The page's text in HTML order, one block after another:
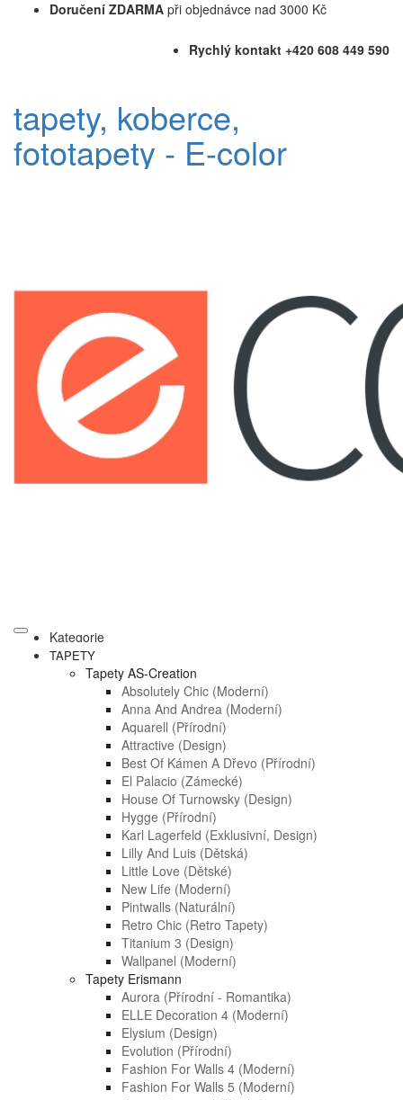
Doručení ZDARMA při objednávce nad 3000 Kč
Rychlý kontakt +420 608 449 590
tapety, koberce,
fototapety - E-color
Kategorie
TAPETY
Tapety AS-Creation
Absolutely Chic (moderní)
Anna And Andrea (moderní)
Aquarell (přírodní)
Attractive (design)
Best Of Kámen A Dřevo (přírodní)
El Palacio (zámecké)
House Of Turnowsky (design)
Hygge (přírodní)
Karl Lagerfeld (exklusivní, Design)
Lilly And Luis (dětská)
Little Love (dětské)
New Life (moderní)
Pintwalls (naturální)
Retro Chic (retro Tapety)
Titanium 3 (design)
Wallpanel (moderní)
Tapety Erismann
Aurora (přírodní - Romantika)
ELLE Decoration 4 (moderní)
Elysium (design)
Evolution (přírodní)
Fashion For Walls 4 (moderní)
Fashion For Walls 5 (moderní)